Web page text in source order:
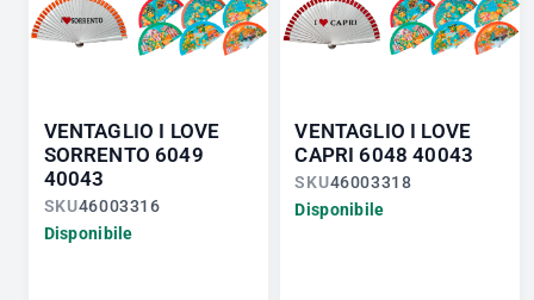
VENTAGLIO I LOVE
SORRENTO 6049
40043
SKU46003316
Disponibile
VENTAGLIO I LOVE
CAPRI 6048 40043
SKU46003318
Disponibile